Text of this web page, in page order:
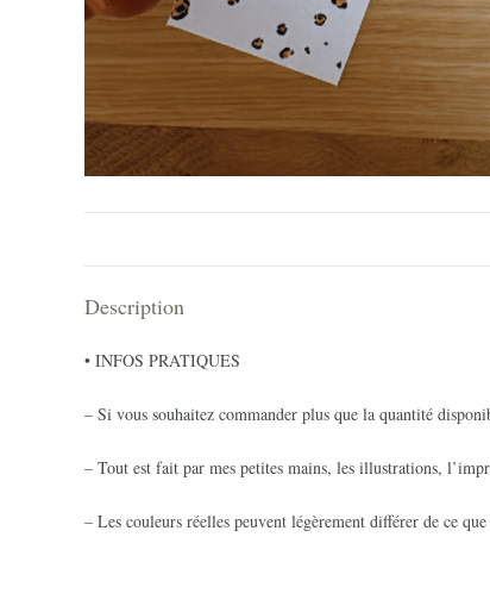
Description
• INFOS PRATIQUES
– Si vous souhaitez commander plus que la quantité
– Tout est fait par mes petites mains, les illustrations,
– Les couleurs réelles peuvent légèrement différer de ce